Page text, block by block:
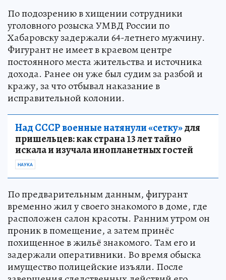
По подозрению в хищении сотрудники
уголовного розыска УМВД России по
Хабаровску задержали 64-летнего мужчину.
Фигурант не имеет в краевом центре
постоянного места жительства и источника
дохода. Ранее он уже был судим за разбой и
кражу, за что отбывал наказание в
исправительной колонии.
Над СССР военные натянули «сетку»для
пришельцев: как страна 13 лет тайно
искала и изучала инопланетных гостей
НАУКА
По предварительным данным, фигурант
временно жил у своего знакомого в доме, где
расположен салон красоты. Ранним утром он
проник в помещение, а затем принёс
похищенное в жильё знакомого. Там его и
задержали оперативники. Во время обыска
имущество полицейские изъяли. После